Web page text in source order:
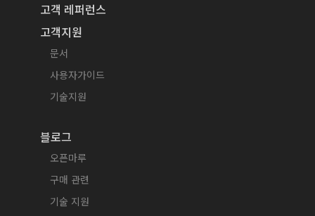
고객 레퍼런스
고객지원
문서
사용자가이드
기술지원
블로그
오픈마루
구매 관련
기술 지원